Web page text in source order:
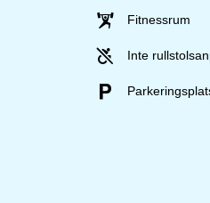
Fitnessrum
Inte